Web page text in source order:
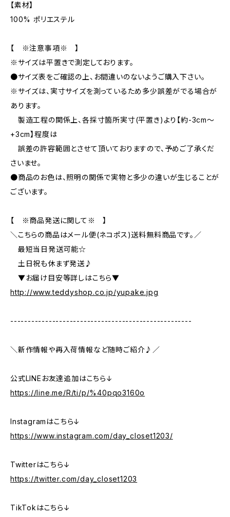
【素材】
100% ポリエステル
【 ※注意事項※ 】
※サイズは平置きで測定しております。
●サイズ表をご確認の上、お間違いのないようご購入下さい。
※サイズは、実寸サイズを測っているため多少誤差がでる場合が
あります。
製造工程の関係上、各採寸箇所実寸(平置き)より【約-3cm〜
+3cm】程度は
誤差の許容範囲とさせて頂いておりますので、予めご了承くだ
さいませ。
●商品のお色は、照明の関係で実物と多少の違いが生じることが
ございます。
【 ※商品発送に関して※ 】
＼こちらの商品はメール便(ネコポス)送料無料商品です。／
最短当日発送可能☆
土日祝も休まず発送♪
▼お届け目安等詳しはこちら▼
http://www.teddyshop.co.jp/yupake.jpg
----------------------------------------------------
＼新作情報や再入荷情報など随時ご紹介♪／
公式LINEお友達追加はこちら↓
https://line.me/R/ti/p/%40pqo3160o
Instagramはこちら↓
https://www.instagram.com/day_closet1203/
Twitterはこちら↓
https://twitter.com/day_closet1203
TikTokはこちら↓